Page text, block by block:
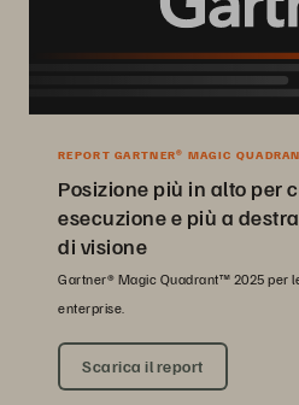
REPORT GARTNER® MAGIC
Posizione più in alto per
esecuzione e più a
di visione
Gartner® Magic Quadrant™ 2025 per
enterprise.
Scarica il report